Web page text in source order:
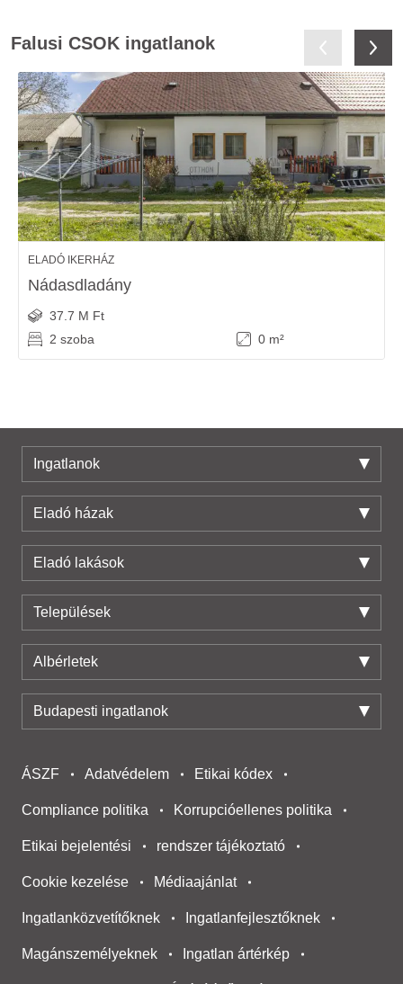
Falusi CSOK ingatlanok
ELADÓ IKERHÁZ
Nádasdladány
37.7 M Ft
2 szoba
0 m²
Ingatlanok
Eladó házak
Eladó lakások
Települések
Albérletek
Budapesti ingatlanok
ÁSZF Adatvédelem Etikai kódex
Compliance politika Korrupcióellenes politika
Etikai bejelentési rendszer tájékoztató
Cookie kezelése Médiaajánlat
Ingatlanközvetítőknek Ingatlanfejlesztőknek
Magánszemélyeknek Ingatlan ártérkép